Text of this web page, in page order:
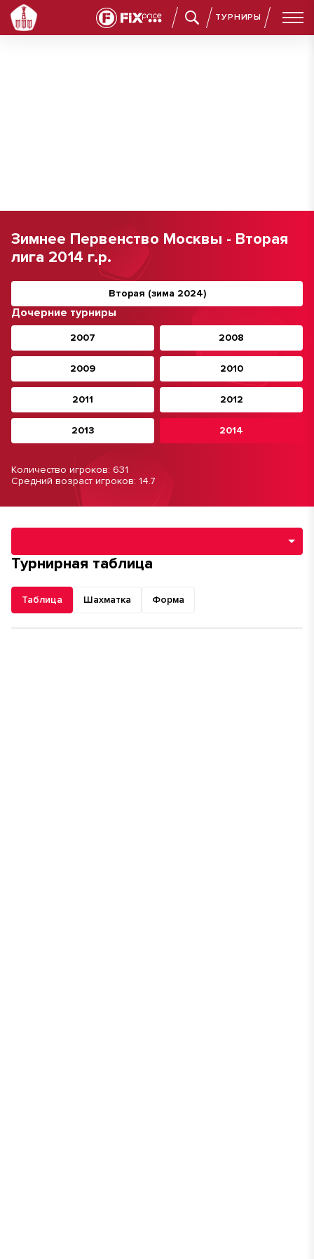
ТУРНИРЫ
Зимнее Первенство Москвы - Вторая
лига 2014 г.р.
Вторая (зима 2024)
Дочерние турниры
2007 2008
2009 2010
2011 2012
2013 2014
Количество игроков: 631
Средний возраст игроков: 14.7
Навигация по разделам турнира
Турнирная таблица
Таблица Шахматка Форма